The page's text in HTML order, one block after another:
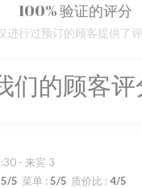
们的顾客评
- 来宾 3
5/5 菜单 : 5/5 质价比 : 4/5
100% 验证的评分
进行过预订的顾客提供了